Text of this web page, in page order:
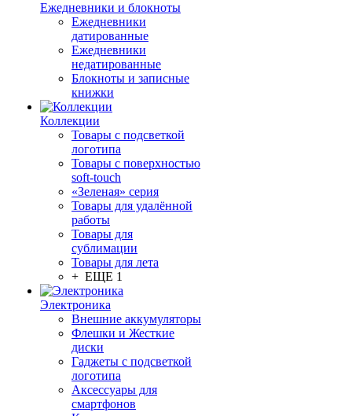
Ежедневники и блокноты
Ежедневники
датированные
Ежедневники
недатированные
Блокноты и записные
книжки
Коллекции
Товары с подсветкой
логотипа
Товары с поверхностью
soft-touch
«Зеленая» серия
Товары для удалённой
работы
Товары для
сублимации
Товары для лета
+ ЕЩЕ 1
Электроника
Внешние аккумуляторы
Флешки и Жесткие
диски
Гаджеты с подсветкой
логотипа
Аксессуары для
смартфонов